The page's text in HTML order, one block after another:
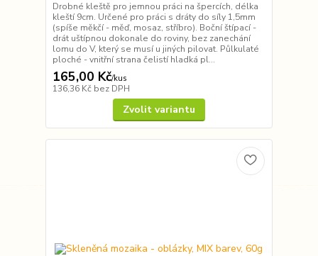
Drobné kleště pro jemnou práci na špercích, délka
kleští 9cm. Určené pro práci s dráty do síly 1,5mm
(spíše měkčí - měď, mosaz, stříbro). Boční štípací -
drát uštípnou dokonale do roviny, bez zanechání
lomu do V, který se musí u jiných pilovat. Půlkulaté
ploché - vnitřní strana čelistí hladká pl...
165,00 Kč/kus
136,36 Kč bez DPH
Zvolit variantu